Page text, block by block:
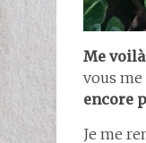
Me
vous
encore
Je me